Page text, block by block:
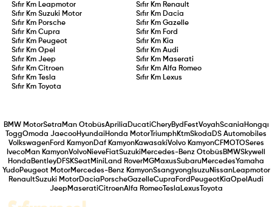
Sıfır Km Leapmotor Sıfır Km Renault
Sıfır KmSuzuki Motor Sıfır Km Dacia
Sıfır Km Porsche Sıfır Km Gazelle
Sıfır KmCupra Sıfır Km Ford
Sıfır Km Peugeot Sıfır Km Kia
Sıfır KmOpel Sıfır Km Audi
Sıfır KmJeep Sıfır Km Maserati
Sıfır KmCitroen Sıfır Km Alfa Romeo
Sıfır Km
Tesla Sıfır Km Lexus
Sıfır Km
Toyota
BMW MotorSetra Man OtobüsAprilia DucatiCheryByd FestVoyahScania Hongqı
ToggOmoda JaecooHyundai Honda Motor TriumphKtmSkoda DS Automobiles
VolkswagenFord KamyonDaf KamyonKawasakiVolvo KamyonCFMOTOSeres
IvecoMan KamyonVolvoNieveFiatSuzuki Mercedes-Benz Otobüs BMWSkywell
Honda BentleyDFSKSeatMini Land RoverMGMaxusSubaruMercedesYamaha
YudoPeugeot MotorMercedes-Benz KamyonSsangyong IsuzuNissanLeapmotor
RenaultSuzuki MotorDacia PorscheGazelleCupra Ford PeugeotKiaOpel Audi
Jeep MaseratiCitroenAlfa RomeoTesla Lexus Toyota